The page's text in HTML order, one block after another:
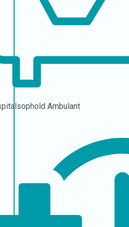
Ambulant